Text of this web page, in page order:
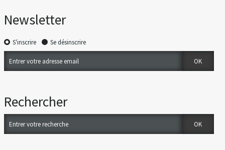
Newsletter
S'inscrire Se désinscrire
Rechercher